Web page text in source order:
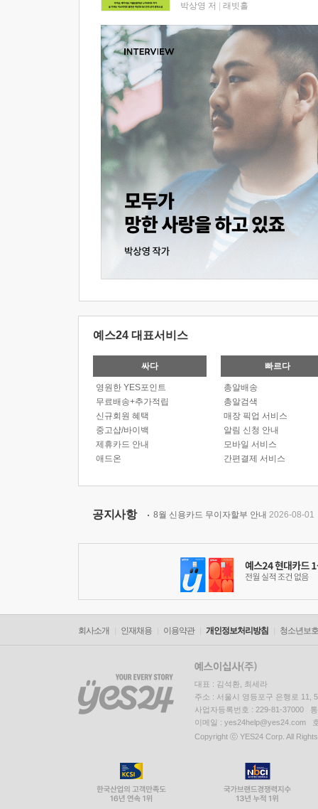
박상영 저 래빗홀
예스24 대표서비스
싸다
영원한 YES포인트
무료배송+추가적립
신규회원 혜택
중고샵/바이백
제휴카드 안내
애드온
빠르다
총알배송
총알검색
매장 픽업 서비스
알림 신청 안내
모바일 서비스
간편결제 서비스
공지사항 8월 신용카드 무이자할부 안내 2026-08-01
회사소개 인재채용 이용약관 개인정보처리방침 청소년보
대표 : 김석환, 최세라
주소 : 서울시 영등포구 은행로 11,
사업자등록번호 : 229-81-37000
이메일 : yes24help@yes24.com
Copyright ⓒ YES24 Corp. All